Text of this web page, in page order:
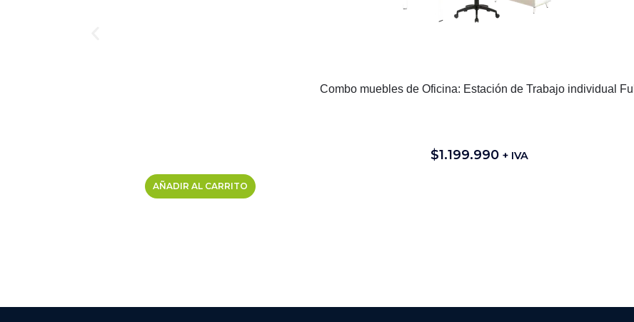
Combo muebles de Oficina: Estación de Trabajo individual Full
$1.199.990 + IVA
AÑADIR AL CARRITO